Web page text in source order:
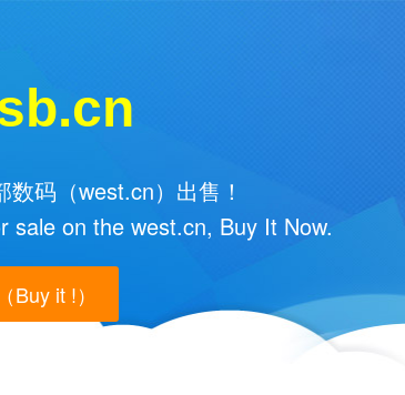
码（west.cn）出售！
sale on the west.cn, Buy It Now.
Buy it !）